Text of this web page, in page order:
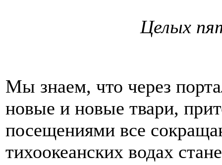
Целых
Мы знаем, что через
новые и новые твари,
посещениями все
тихоокеанских водах